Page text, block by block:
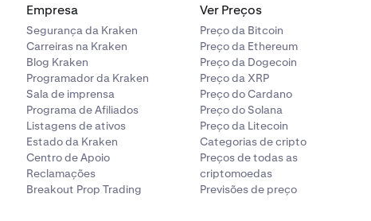
Empresa
Segurança da Kraken
Carreiras na Kraken
Blog Kraken
Programador da Kraken
Sala de imprensa
Programa de Afiliados
Listagens de ativos
Estado da Kraken
Centro de Apoio
Reclamações
Breakout Prop Trading
Ver Preços
Preço da Bitcoin
Preço da Ethereum
Preço da Dogecoin
Preço da XRP
Preço do Cardano
Preço do Solana
Preço da Litecoin
Categorias de cripto
Preços de todas as
criptomoedas
Previsões de preço